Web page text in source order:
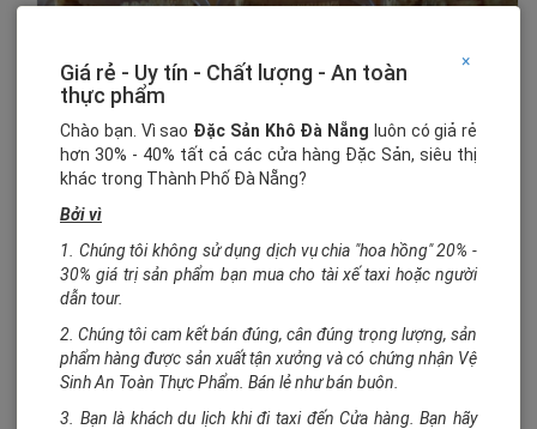
120.000₫/200 gram
Mực cán tẩm gia vị 200gram
×
Giá rẻ - Uy tín - Chất lượng - An toàn
thực phẩm
Chào bạn. Vì sao Đặc Sản Khô Đà Nẵng luôn có giả rẻ
hơn 30% - 40% tất cả các cửa hàng Đặc Sản, siêu thị
khác trong Thành Phố Đà Nẵng?
Bởi vì
1. Chúng tôi không sử dụng dịch vụ chia "hoa hồng" 20% -
30% giá trị sản phẩm bạn mua cho tài xế taxi hoặc người
dẫn tour.
2. Chúng tôi cam kết bán đúng, cân đúng trọng lượng, sản
phẩm hàng được sản xuất tận xưởng và có chứng nhận Vệ
Sinh An Toàn Thực Phẩm. Bán lẻ như bán buôn.
3. Bạn là khách du lịch khi đi taxi đến Cửa hàng. Bạn hãy